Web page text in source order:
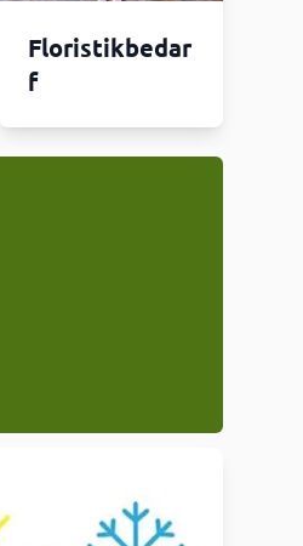
Floristikbedar
f